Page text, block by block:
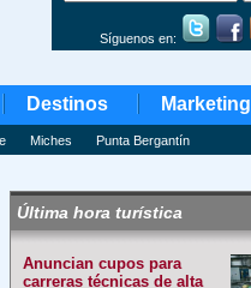
Síguenos en:
Destinos Marketing
Miches Punta Bergantín
Última hora turística
Anuncian cupos para
carreras técnicas de alta